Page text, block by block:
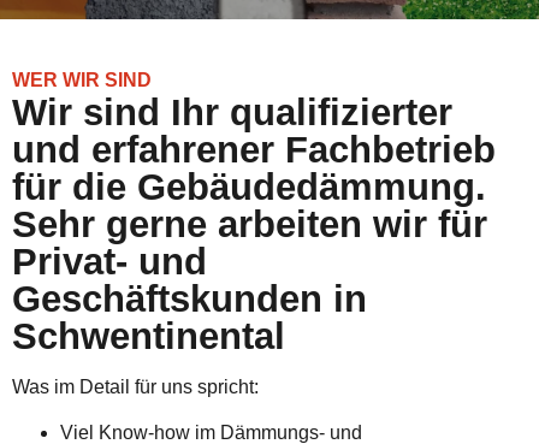
WER WIR SIND
Wir sind Ihr qualifizierter
und erfahrener Fachbetrieb
für die Gebäudedämmung.
Sehr gerne arbeiten wir für
Privat- und
Geschäftskunden in
Schwentinental
Was im Detail für uns spricht:
Viel Know-how im Dämmungs- und